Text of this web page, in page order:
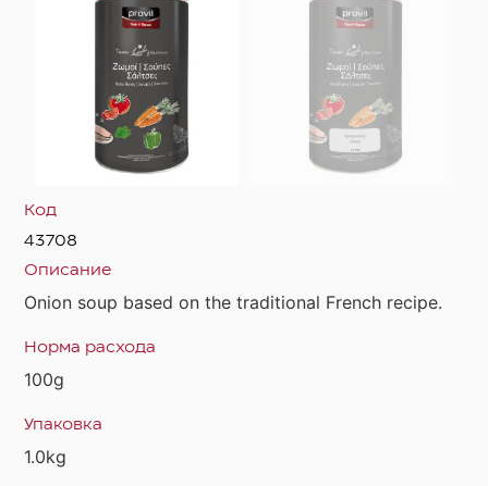
Код
43708
Описание
Onion soup based on the traditional French recipe.
Норма расхода
100g
Упаковка
1.0kg